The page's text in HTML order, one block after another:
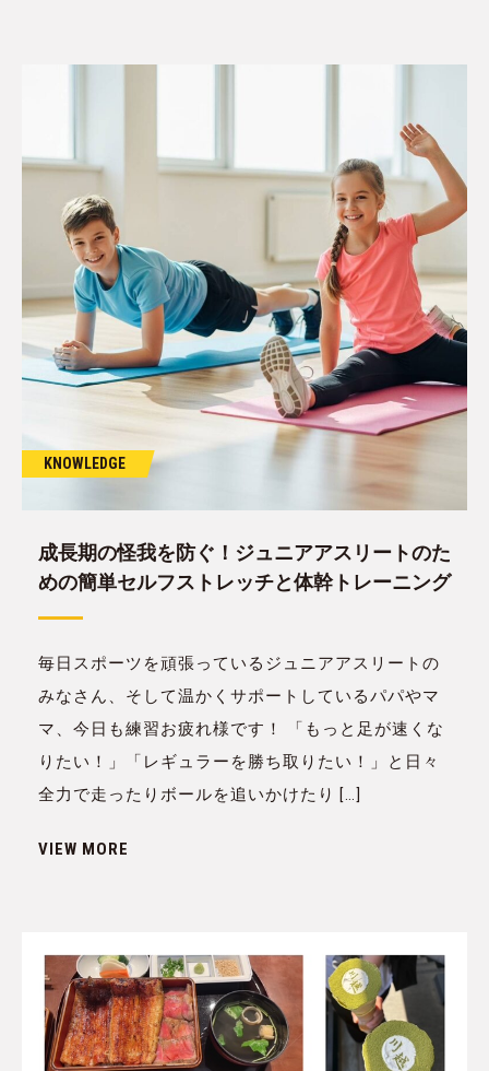
KNOWLEDGE
成長期の怪我を防ぐ！ジュニアアスリートのた
めの簡単セルフストレッチと体幹トレーニング
毎日スポーツを頑張っているジュニアアスリートの
みなさん、そして温かくサポートしているパパやマ
マ、今日も練習お疲れ様です！ 「もっと足が速くな
りたい！」「レギュラーを勝ち取りたい！」と日々
全力で走ったりボールを追いかけたり […]
VIEW MORE